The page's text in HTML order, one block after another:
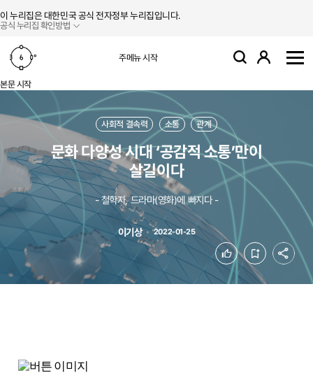
이 누리집은 대한민국 공식 전자정부 누리집입니다.
공식 누리집 확인방법
주메뉴 시작 검색 로그인
본문 시작
사회적 결속력 소통 관계
문화 다양성 시대 ‘공감적 소통’만이
살길이다
- 철학자, 드라마(영화)에 빠지다 -
이기상 2022-01-25
공유
좋아요 북마크